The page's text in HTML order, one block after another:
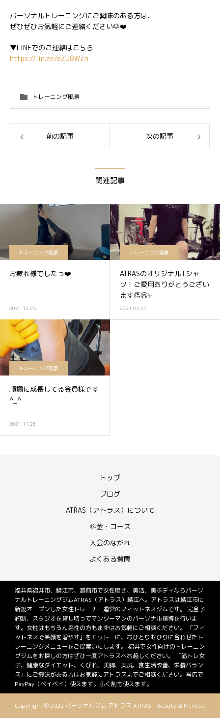
パーソナルトレーニングにご興味のある方は、
ぜひぜひお気軽にご連絡ください🐶❤️
▼LINEでのご連絡はこちら
https://lin.ee/eZU8WZn
トレーニング風景
前の記事 次の記事
関連記事
トレーニング風景
お疲れ様でしたっ❤️
2021.12.05
トレーニング風景
ATRASのオリジナルTシャ
ツ！ご愛用ありがとうござい
ます👏😄✨
2023.07.25
トレーニング風景
順調に成長してる会員様です
^_^
2021.11.28
トップ
ブログ
ATRAS（アトラス）について
料金・コース
入会のながれ
よくある質問
福井県福井市、鯖江市、越前市で女性磨き、美活、美ボディならパーソ
ナルトレーニングジムATRAS（アトラス）鯖江へ。アトラスは鯖江市に
新規オープンした女性トレーナー運営のフィットネスジムです。 完全予
約制、スタジオを貸し切ってマンツーマンのパーソナル指導を行いま
す。女性はもちろん男性の方もまずはお気軽にご相談ください。 「フィ
ットネスで笑顔を増やす」をモットーに、おひとりおひりに合わせたト
レーニングメニューをご提案いたします。 福井で女性向けのトレーニン
グジムをお探しの方はぜひ一度アトラスへお越しください。 「筋トレ女
子、健康なダイエット、くびれ、美脚、美尻、食生活改善、栄養バラン
ス」にご興味がある方はお気軽にアトラスまでご相談ください。当店で
PayPay（ペイペイ）使えます。ふく割も使えます。
Copyright © 2022 パーソナルジム アトラス ATRAS - Beauty & Fitness